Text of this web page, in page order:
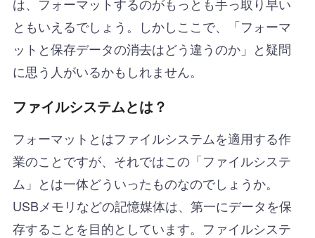
ともいえるでしょう。しかしここで、「フォーマ
ットと保存データの消去はどう違うのか」と疑問
に思う人がいるかもしれません。
ファイルシステムとは？
フォーマットとはファイルシステムを適用する作
業のことですが、それではこの「ファイルシステ
ム」とは一体どういったものなのでしょうか。
USBメモリなどの記憶媒体は、第一にデータを保
存することを目的としています。ファイルシステ